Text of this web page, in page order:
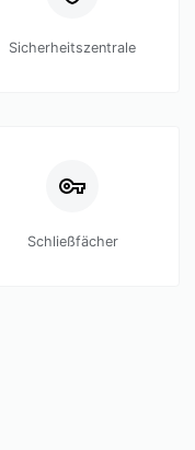
Sicherheitszentrale
Schließfächer